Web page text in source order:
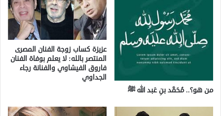
من هو؟.. مُحَمَّد بنِ عَبد الله ﷺ
عزيزة كساب زوجة الفنان المصرى
المنتصر بالله: لا يعلم بوفاة الفنان
فاروق الفيشاوي والفنانة رجاء
الجداوي